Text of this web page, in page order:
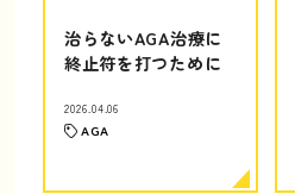
治らないAGA治療に
終止符を打つために
2026.04.06
AGA